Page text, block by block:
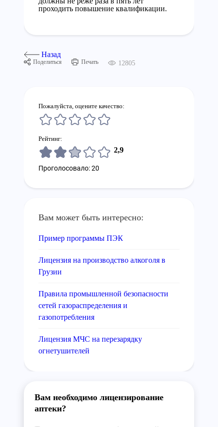
проходить повышение квалификации.
Назад
Поделиться Печать 12805
Пожалуйста, оцените качество:
Рейтинг:
2,9
Проголосовало: 20
Вам может быть интересно:
Пример программы ПЭК
Лицензия на производство алкоголя в
Грузии
Правила промышленной безопасности
сетей газораспределения и
газопотребления
Лицензия МЧС на перезарядку
огнетушителей
Вам необходимо лицензирование
аптеки?